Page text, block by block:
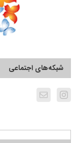
شبکه‌های اجتماعی